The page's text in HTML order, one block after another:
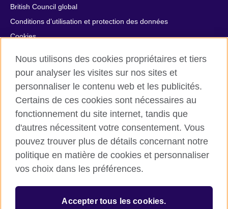
British Council global
Conditions d’utilisation et protection des données
Cookies
British Council in France société par actions simplifiée
unipersonnelle est une filiale du British Council, l’agence
internationale britannique dédiée aux domaines de l’éducation
et des relations culturelles. British Council in France société par
actions simplifiée unipersonnelle est une société inscrite en
France avec le numéro RCS Paris n° 847 719 473. Adresse :
9/11 rue de Constantine, 75007 Paris, France. Le British Council
209131 (Angleterre et Pays de Galles) et SC037733 (Ecosse).
Adresse : 1 Redman Place, Stratford, London E20 1JQ,
Nous utilisons des cookies propriétaires et tiers
pour analyser les visites sur nos sites et
personnaliser le contenu web et les publicités.
Certains de ces cookies sont nécessaires au
fonctionnement du site internet, tandis que
d'autres nécessitent votre consentement. Vous
pouvez trouver plus de détails concernant notre
politique en matière de cookies et personnaliser
vos choix dans les préférences.
Accepter tous les cookies.